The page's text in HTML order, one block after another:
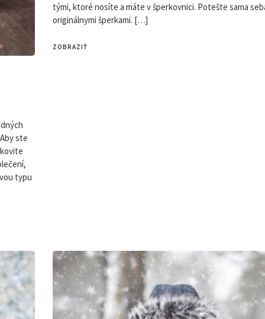
ste
typu
tými, ktoré nosíte a máte v šperkovnici. Potešte sama
originálnymi šperkami. […]
ZOBRAZIŤ